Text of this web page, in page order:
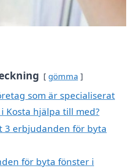
gömma
som är specialiserat
Kosta hjälpa till med?
3 erbjudanden för byta
för byta fönster i